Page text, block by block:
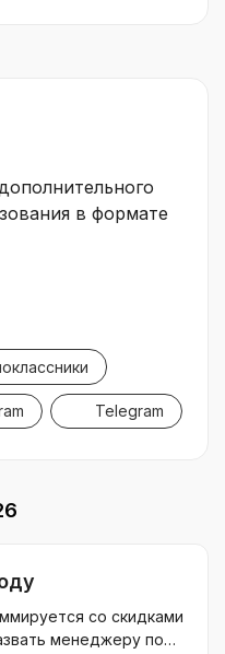
в формате
Telegram
со скидками
менеджеру по